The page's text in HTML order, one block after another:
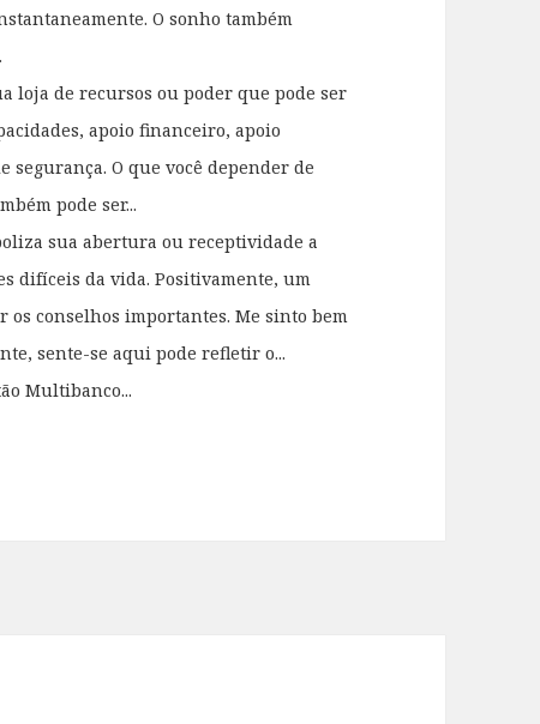
O sonho também
loja de recursos ou poder que pode ser
apoio financeiro, apoio
segurança. O que você depender de
pode ser...
sua abertura ou receptividade a
difíceis da vida. Positivamente, um
conselhos importantes. Me sinto bem
sente-se aqui pode refletir o...
Multibanco...